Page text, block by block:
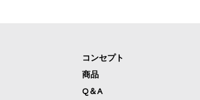
コンセプト
商品
Q＆A